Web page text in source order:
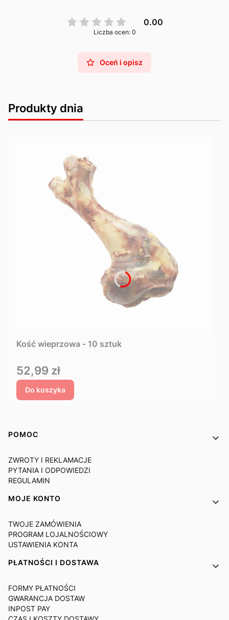
0.00
Liczba ocen: 0
Oceń i opisz
Produkty dnia
Kość wieprzowa - 10 sztuk
Cena
52,99 zł
Do koszyka
Linki w stopce
POMOC
ZWROTY I REKLAMACJE
PYTANIA I ODPOWIEDZI
REGULAMIN
MOJE KONTO
TWOJE ZAMÓWIENIA
PROGRAM LOJALNOŚCIOWY
USTAWIENIA KONTA
PŁATNOŚCI I DOSTAWA
FORMY PŁATNOŚCI
GWARANCJA DOSTAW
INPOST PAY